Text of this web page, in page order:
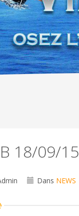
18/09/15
Dans NEWS